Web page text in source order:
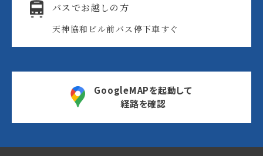
バスでお越しの方
天神協和ビル前バス停下車すぐ
GoogleMAPを起動して
経路を確認